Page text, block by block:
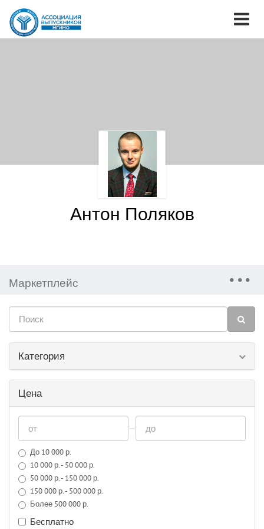
Антон Поляков
Маркетплейс
Категория
Цена
—
До 10 000 р.
10 000 р. - 50 000 р.
50 000 р. - 150 000 р.
150 000 р. - 500 000 р.
Более 500 000 р.
Бесплатно